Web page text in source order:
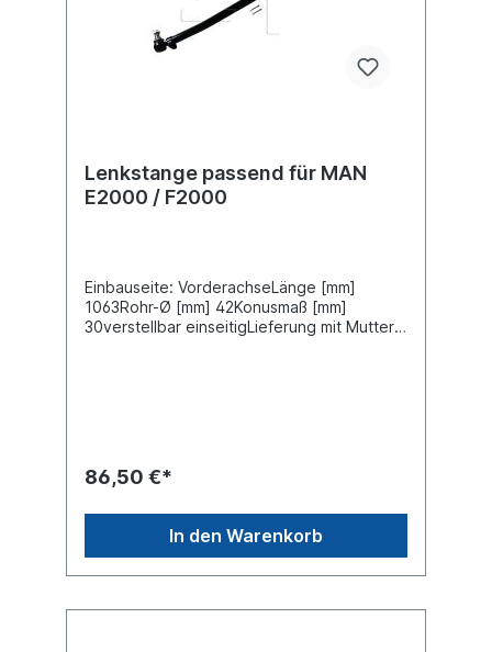
Lenkstange passend für MAN
E2000 / F2000
Einbauseite: VorderachseLänge [mm]
1063Rohr-Ø [mm] 42Konusmaß [mm]
30verstellbar einseitigLieferung mit Muttern
86,50 €*
In den Warenkorb